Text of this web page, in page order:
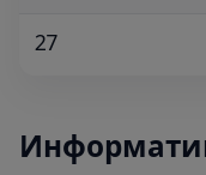
27